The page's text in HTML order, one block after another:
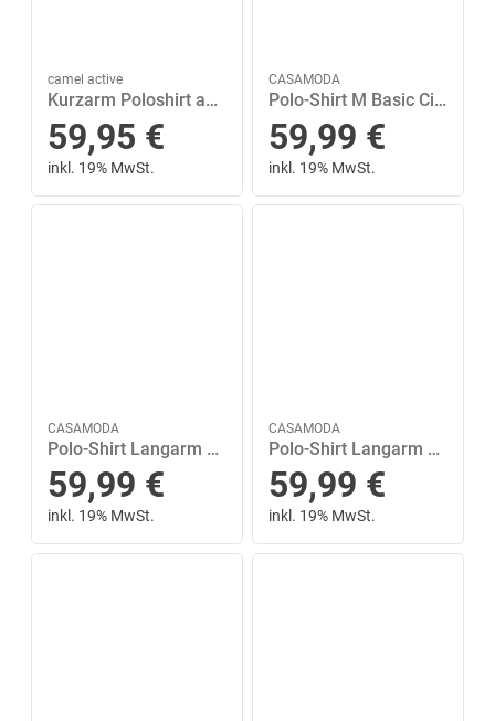
camel active
Kurzarm Poloshirt aus reiner Baumwolle Blau L
59,95 €
inkl. 19% MwSt.
CASAMODA
Polo-Shirt M Basic Circular Knit - Blau
59,99 €
inkl. 19% MwSt.
CASAMODA
Polo-Shirt Langarm gestreift L - Rot
59,99 €
inkl. 19% MwSt.
CASAMODA
Polo-Shirt Langarm XL - Türkis
59,99 €
inkl. 19% MwSt.